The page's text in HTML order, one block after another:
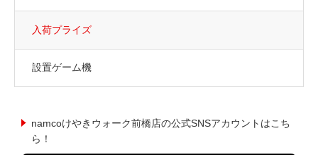
入荷プライズ
設置ゲーム機
namcoけやきウォーク前橋店の公式SNSアカウントはこち
ら！